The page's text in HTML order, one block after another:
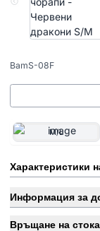
BamS-08F
M/L
Характеристики
Информация за
Връщане на стока